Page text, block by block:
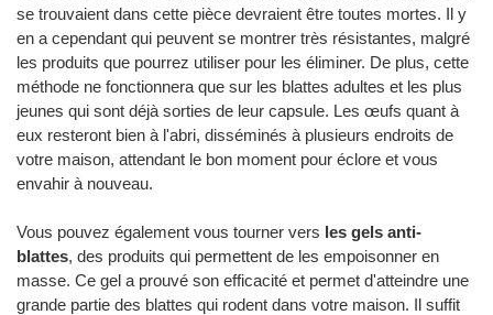
se trouvaient dans cette pièce devraient être toutes mortes. Il y
en a cependant qui peuvent se montrer très résistantes, malgré
les produits que pourrez utiliser pour les éliminer. De plus, cette
méthode ne fonctionnera que sur les blattes adultes et les plus
jeunes qui sont déjà sorties de leur capsule. Les œufs quant à
eux resteront bien à l'abri, disséminés à plusieurs endroits de
votre maison, attendant le bon moment pour éclore et vous
envahir à nouveau.
Vous pouvez également vous tourner vers les gels anti-
blattes, des produits qui permettent de les empoisonner en
masse. Ce gel a prouvé son efficacité et permet d'atteindre une
grande partie des blattes qui rodent dans votre maison. Il suffit